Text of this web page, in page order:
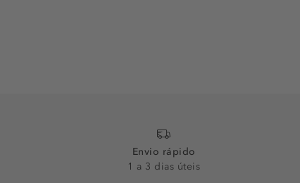
Envio rápido
1 a 3 dias úteis